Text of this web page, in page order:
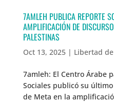
7AMLEH PUBLICA REPORTE
AMPLIFICACIÓN DE
PALESTINAS
Oct 13, 2025| Libertad
7amleh: El Centro Árabe
Sociales publicó su
de Meta en la